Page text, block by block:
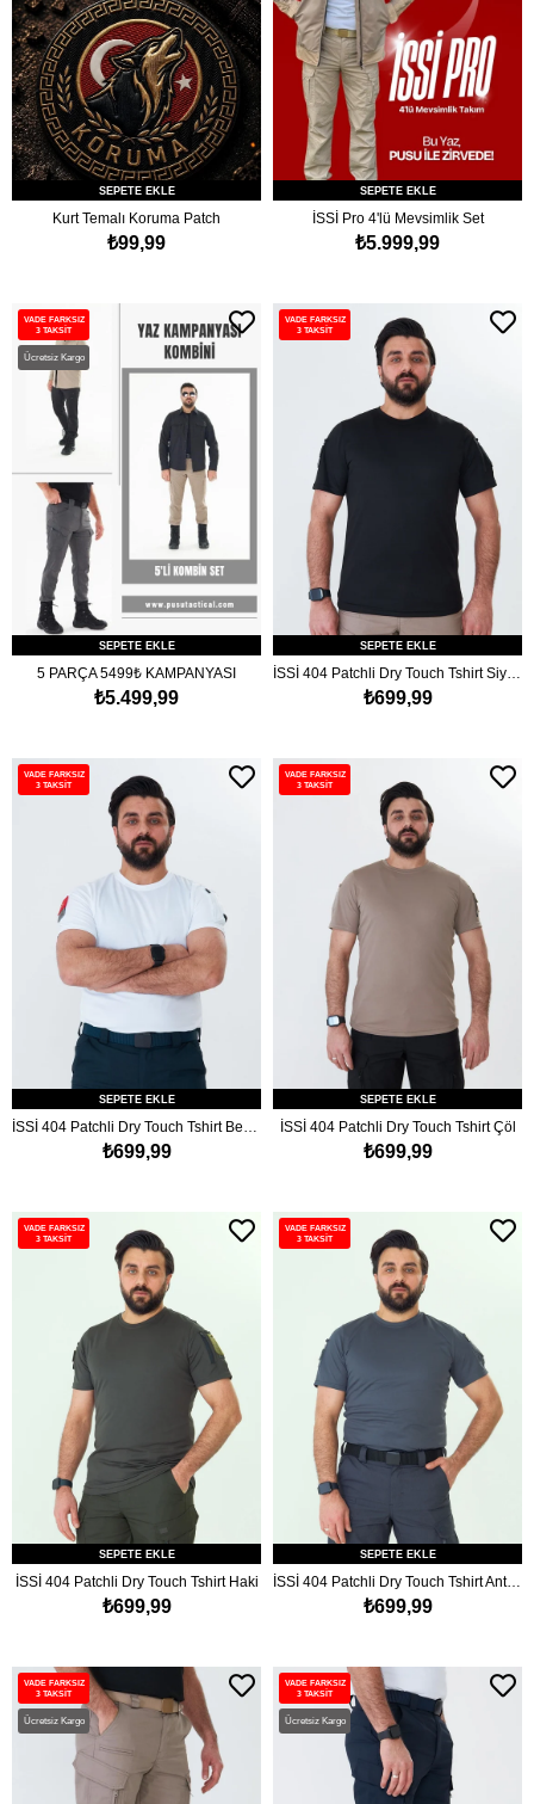
SEPETE EKLE
Kurt Temalı Koruma Patch
₺99,99
SEPETE EKLE
İSSİ Pro 4'lü Mevsimlik Set
₺5.999,99
SEPETE EKLE
5 PARÇA 5499₺ KAMPANYASI
₺5.499,99
VADE FARKSIZ
3 TAKSİT
Ücretsiz Kargo
SEPETE EKLE
₺699,99
VADE FARKSIZ
3 TAKSİT
SEPETE EKLE
İSSİ 404 Patchli Dry Touch Tshirt Beyaz
₺699,99
VADE FARKSIZ
3 TAKSİT
SEPETE EKLE
İSSİ 404 Patchli Dry Touch Tshirt Çöl
₺699,99
VADE FARKSIZ
3 TAKSİT
SEPETE EKLE
İSSİ 404 Patchli Dry Touch Tshirt Haki
₺699,99
VADE FARKSIZ
3 TAKSİT
SEPETE EKLE
İSSİ 404 Patchli Dry Touch Tshirt Antrasit
₺699,99
VADE FARKSIZ
3 TAKSİT
VADE FARKSIZ
3 TAKSİT
Ücretsiz Kargo
VADE FARKSIZ
3 TAKSİT
Ücretsiz Kargo